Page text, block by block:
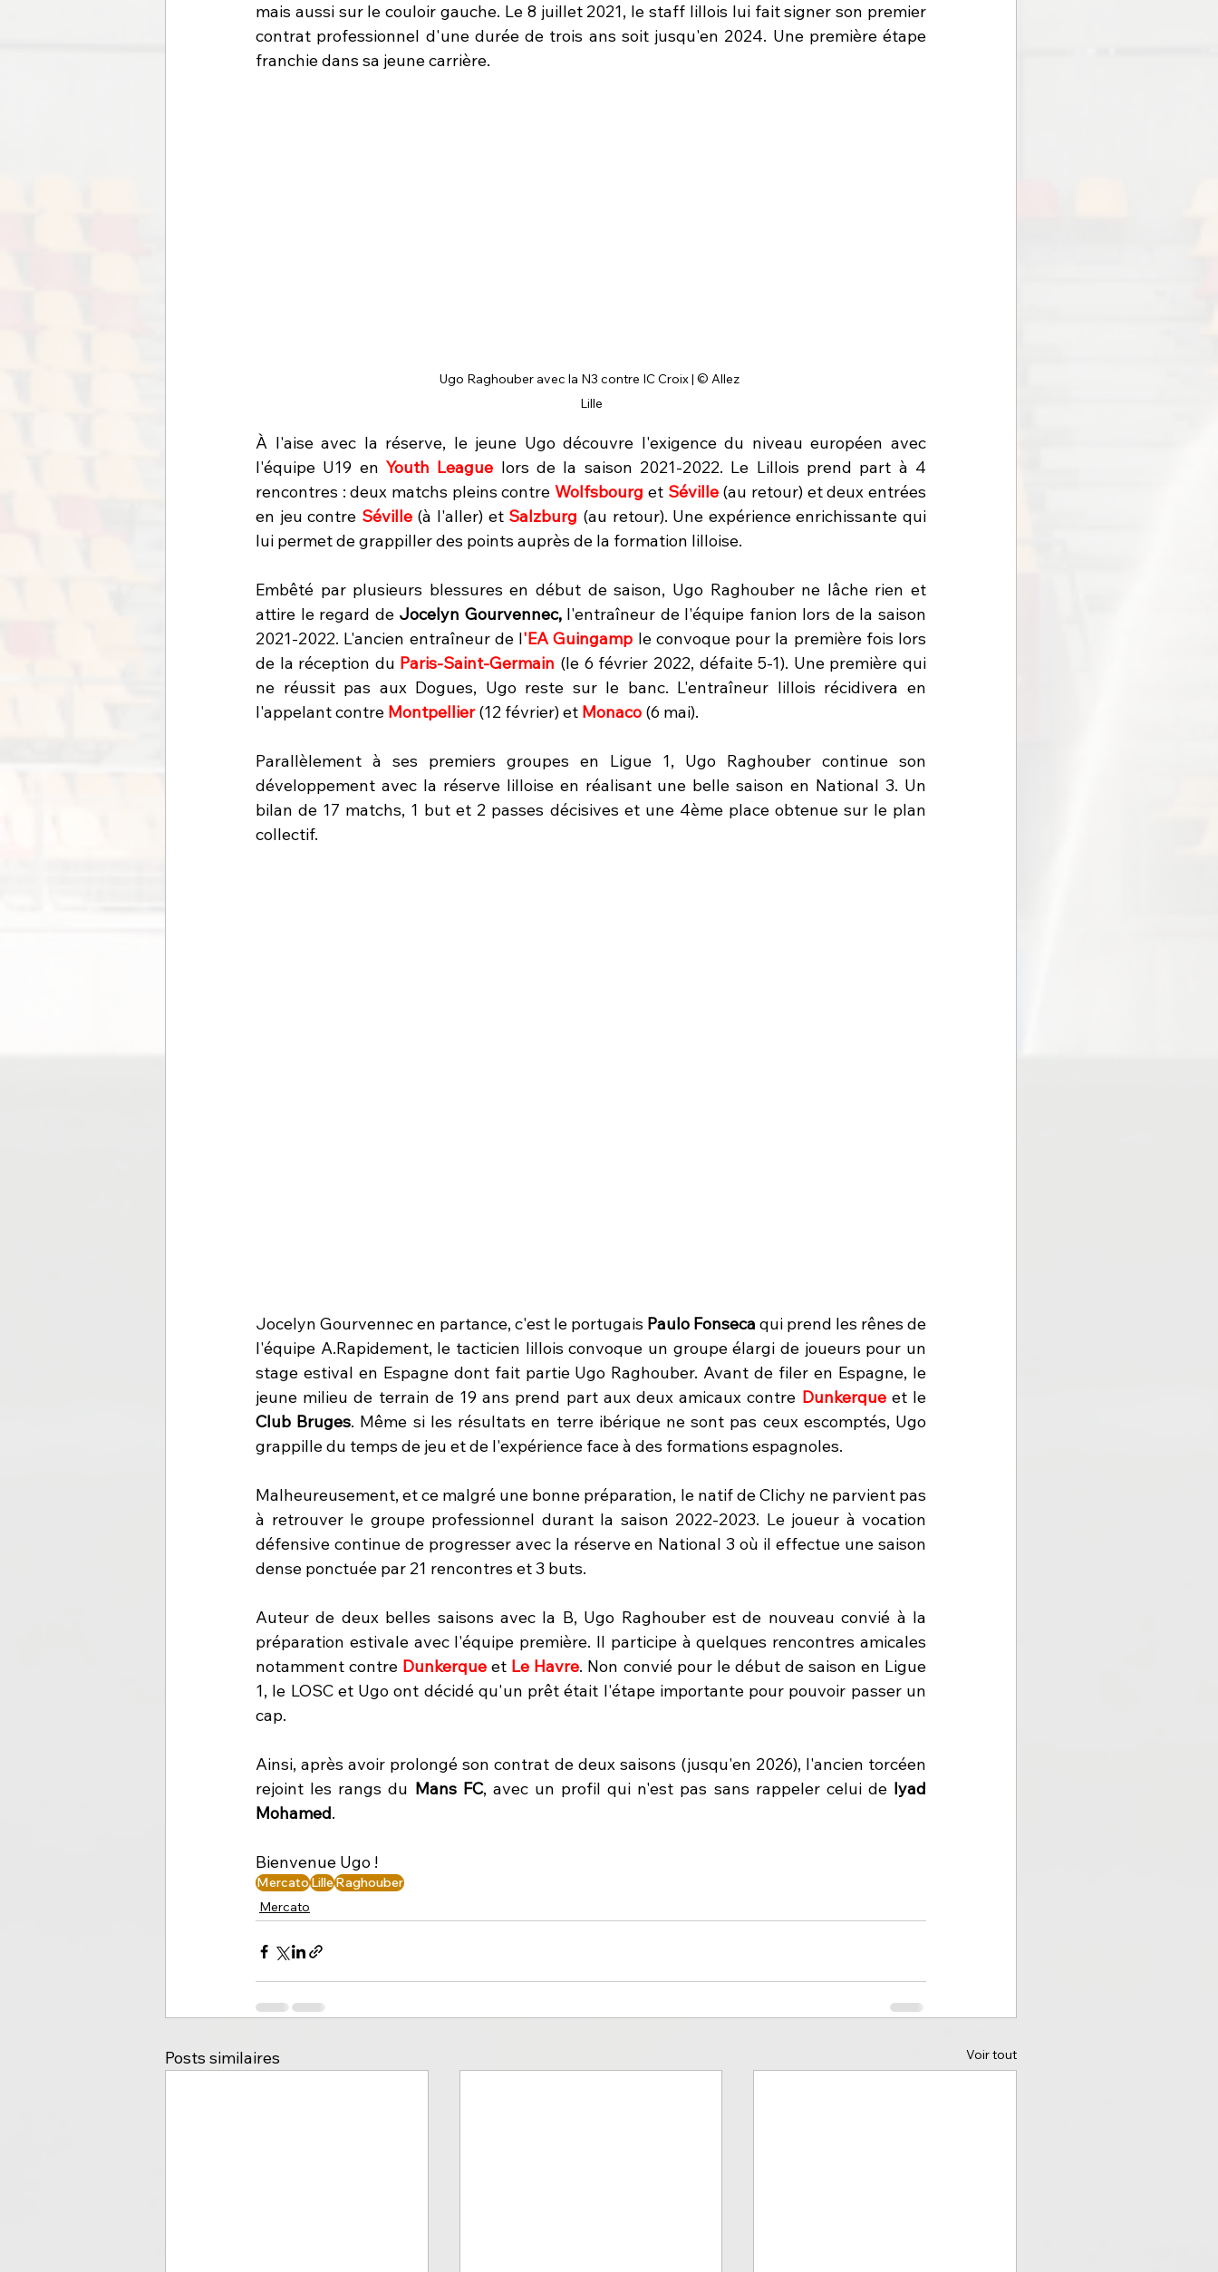
mais aussi sur le couloir gauche. Le 8 juillet 2021, le staff lillois lui fait signer son premier
contrat professionnel d'une durée de trois ans soit jusqu'en 2024. Une première étape
franchie dans sa jeune carrière.
Ugo Raghouber avec la N3 contre IC Croix | © Allez
Lille
À l'aise avec la réserve, le jeune Ugo découvre l'exigence du niveau européen avec
l'équipe U19 en Youth League lors de la saison 2021-2022. Le Lillois prend part à 4
rencontres : deux matchs pleins contre Wolfsbourg et Séville (au retour) et deux entrées
en jeu contre Séville (à l'aller) et Salzburg (au retour). Une expérience enrichissante qui
lui permet de grappiller des points auprès de la formation lilloise.
Embêté par plusieurs blessures en début de saison, Ugo Raghouber ne lâche rien et
attire le regard de Jocelyn Gourvennec, l'entraîneur de l'équipe fanion lors de la saison
2021-2022. L'ancien entraîneur de l'EA Guingamp le convoque pour la première fois lors
de la réception du Paris-Saint-Germain (le 6 février 2022, défaite 5-1). Une première qui
ne réussit pas aux Dogues, Ugo reste sur le banc. L'entraîneur lillois récidivera en
l'appelant contre Montpellier (12 février) et Monaco (6 mai).
Parallèlement à ses premiers groupes en Ligue 1, Ugo Raghouber continue son
développement avec la réserve lilloise en réalisant une belle saison en National 3. Un
bilan de 17 matchs, 1 but et 2 passes décisives et une 4ème place obtenue sur le plan
collectif.
Jocelyn Gourvennec en partance, c'est le portugais Paulo Fonseca qui prend les rênes de
l'équipe A.Rapidement, le tacticien lillois convoque un groupe élargi de joueurs pour un
stage estival en Espagne dont fait partie Ugo Raghouber. Avant de filer en Espagne, le
jeune milieu de terrain de 19 ans prend part aux deux amicaux contre Dunkerque
Club Bruges. Même si les résultats en terre ibérique ne sont pas ceux escomptés, Ugo
grappille du temps de jeu et de l'expérience face à des formations espagnoles.
Malheureusement, et ce malgré une bonne préparation, le natif de Clichy ne parvient pas
à retrouver le groupe professionnel durant la saison 2022-2023. Le joueur à vocation
défensive continue de progresser avec la réserve en National 3 où il effectue une saison
dense ponctuée par 21 rencontres et 3 buts.
Auteur de deux belles saisons avec la B, Ugo Raghouber est de nouveau convié à la
préparation estivale avec l'équipe première. Il participe à quelques rencontres amicales
notamment contre Dunkerque et Le Havre. Non convié pour le début de saison en Ligue
1, le LOSC et Ugo ont décidé qu'un prêt était l'étape importante pour pouvoir passer un
cap.
Ainsi, après avoir prolongé son contrat de deux saisons (jusqu'en 2026), l'ancien torcéen
rejoint les rangs du Mans FC, avec un profil qui n'est pas sans rappeler celui de Iyad
Mohamed.
Bienvenue Ugo !
MercatoLilleRaghouber
Mercato
Posts similaires Voir tout